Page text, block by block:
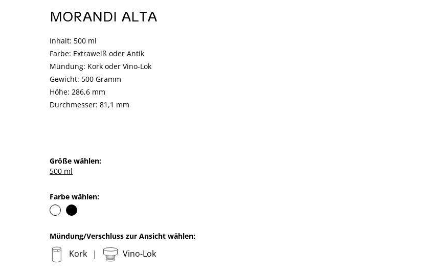
MORANDI ALTA
Inhalt: 500 ml
Farbe: Extraweiß oder Antik
Mündung: Kork oder Vino-Lok
Gewicht: 500 Gramm
Höhe: 286,6 mm
Durchmesser: 81,1 mm
Größe wählen:
500 ml
Farbe wählen:
Mündung/Verschluss zur Ansicht wählen:
Kork Vino-Lok